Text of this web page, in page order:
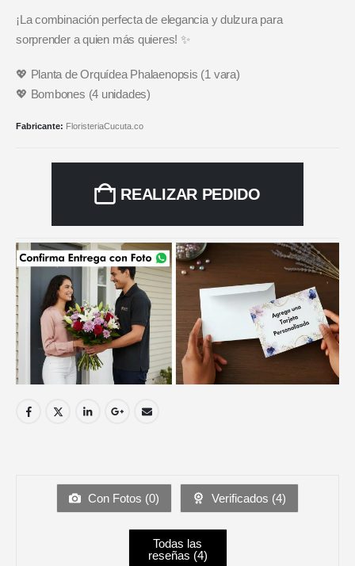
¡La combinación perfecta de elegancia y dulzura para
sorprender a quien más quieres! ✨
💖 Planta de Orquídea Phalaenopsis (1 vara)
💖 Bombones (4 unidades)
Fabricante: FloristeriaCucuta.co
REALIZAR PEDIDO
Con Fotos (0) Verificados (4)
Todas las
reseñas (4)